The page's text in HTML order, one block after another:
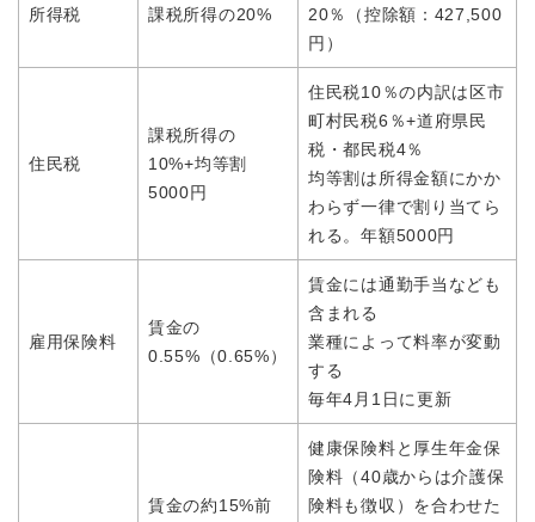
所得税 課税所得の20%
20％（控除額：427,500
円）
住民税
課税所得の
10%+均等割
5000円
住民税10％の内訳は区市
町村民税6％+道府県民
税・都民税4％
均等割は所得金額にかか
わらず一律で割り当てら
れる。年額5000円
雇用保険料
賃金の
0.55%（0.65%）
賃金には通勤手当なども
含まれる
業種によって料率が変動
する
毎年4月1日に更新
賃金の約15%前
健康保険料と厚生年金保
険料（40歳からは介護保
険料も徴収）を合わせた